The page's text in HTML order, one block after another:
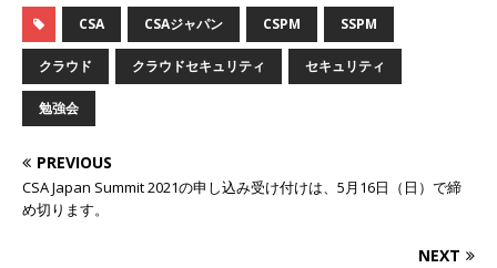
CSA CSAジャパン CSPM SSPM
クラウド クラウドセキュリティ セキュリティ
勉強会
PREVIOUS
CSA Japan Summit 2021の申し込み受け付けは、5月16日（日）で締
め切ります。
NEXT